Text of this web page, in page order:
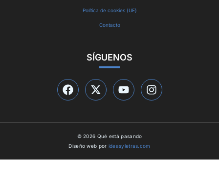
Política de cookies (UE)
Contacto
SÍGUENOS
© 2026 Qué está pasando
Diseño web por ideasyletras.com